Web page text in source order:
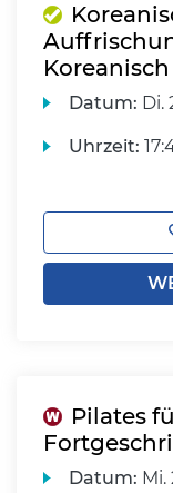
Koreanisch
Datum: Di.
Uhrzeit:
Pilates
Datum: Mi.